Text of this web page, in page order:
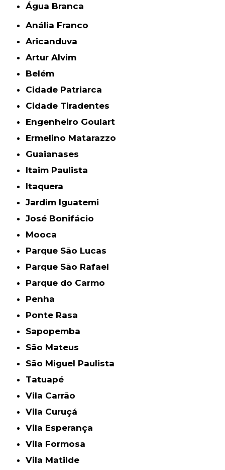
Água Branca
Anália Franco
Aricanduva
Artur Alvim
Belém
Cidade Patriarca
Cidade Tiradentes
Engenheiro Goulart
Ermelino Matarazzo
Guaianases
Itaim Paulista
Itaquera
Jardim Iguatemi
José Bonifácio
Mooca
Parque São Lucas
Parque São Rafael
Parque do Carmo
Penha
Ponte Rasa
Sapopemba
São Mateus
São Miguel Paulista
Tatuapé
Vila Carrão
Vila Curuçá
Vila Esperança
Vila Formosa
Vila Matilde